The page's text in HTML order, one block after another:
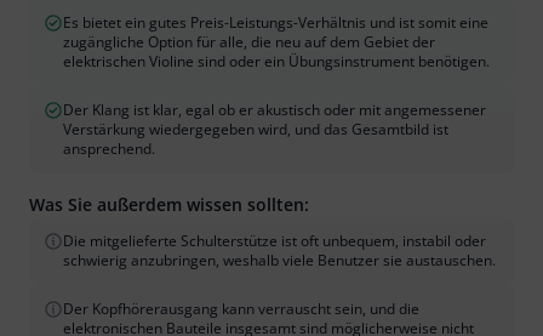
Es bietet ein gutes Preis-Leistungs-Verhältnis und ist somit eine
zugängliche Option für alle, die neu auf dem Gebiet der
elektrischen Violine sind oder ein Übungsinstrument benötigen.
Der Klang ist klar, egal ob er akustisch oder mit angemessener
Verstärkung wiedergegeben wird, und das Gesamtbild ist
ansprechend.
Was Sie außerdem wissen sollten:
Die mitgelieferte Schulterstütze ist oft unbequem, instabil oder
schwierig anzubringen, weshalb viele Benutzer sie austauschen.
Der Kopfhörerausgang kann verrauscht sein, und die
elektronischen Bauteile insgesamt sind möglicherweise nicht